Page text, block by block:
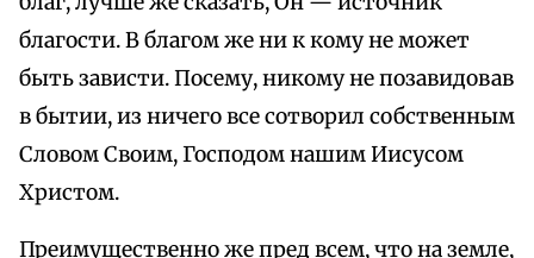
благости. В благом же ни к кому не может
быть зависти. Посему, никому не позавидовав
в бытии, из ничего все сотворил собственным
Словом Своим, Господом нашим Иисусом
Христом.
Преимущественно же пред всем, что на земле,